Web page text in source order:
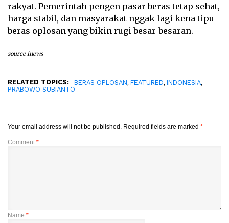
rakyat. Pemerintah pengen pasar beras tetap sehat,
harga stabil, dan masyarakat nggak lagi kena tipu
beras oplosan yang bikin rugi besar-besaran.
source inews
RELATED TOPICS: BERAS OPLOSAN, FEATURED, INDONESIA,
PRABOWO SUBIANTO
Your email address will not be published. Required fields are marked *
Comment *
Name *